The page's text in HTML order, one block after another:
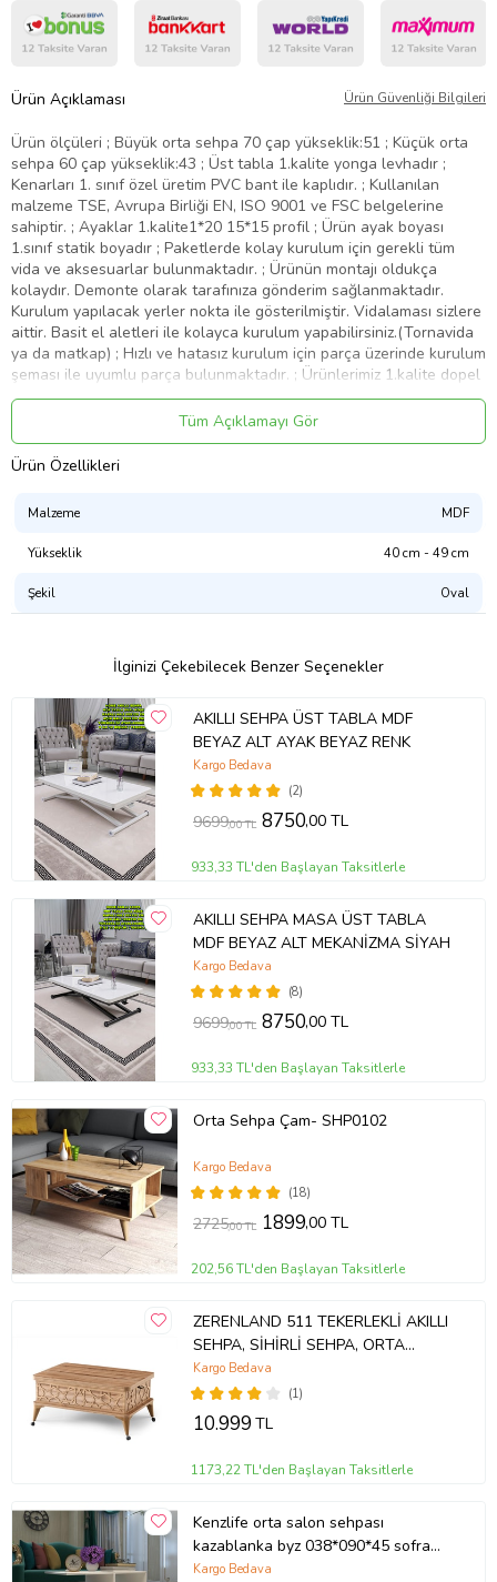
Ürün Açıklaması Ürün Güvenliği Bilgileri
Ürün ölçüleri ; Büyük orta sehpa 70 çap yükseklik:51 ; Küçük orta
sehpa 60 çap yükseklik:43 ; Üst tabla 1.kalite yonga levhadır ;
Kenarları 1. sınıf özel üretim PVC bant ile kaplıdır. ; Kullanılan
malzeme TSE, Avrupa Birliği EN, ISO 9001 ve FSC belgelerine
sahiptir. ; Ayaklar 1.kalite1*20 15*15 profil ; Ürün ayak boyası
1.sınıf statik boyadır ; Paketlerde kolay kurulum için gerekli tüm
vida ve aksesuarlar bulunmaktadır. ; Ürünün montajı oldukça
kolaydır. Demonte olarak tarafınıza gönderim sağlanmaktadır.
Kurulum yapılacak yerler nokta ile gösterilmiştir. Vidalaması sizlere
aittir. Basit el aletleri ile kolayca kurulum yapabilirsiniz.(Tornavida
ya da matkap) ; Hızlı ve hatasız kurulum için parça üzerinde kurulum
şeması ile uyumlu parça bulunmaktadır. ; Ürünlerimiz 1.kalite dopel
kutuda özenle paketlenip tarafınıza gönderilmektedir. Kargoda her
hangi bir hasar alma durumunda kurulum yapılmadan ücretsiz
olarak değişim ve iade hakkına sahipsiniz. ;
Ürün Kodu:kcm49219364
Tüm Açıklamayı Gör
Ürün Özellikleri
Malzeme MDF
Yükseklik 40 cm - 49 cm
Şekil Oval
İlginizi Çekebilecek Benzer Seçenekler
AKILLI SEHPA ÜST TABLA MDF
BEYAZ ALT AYAK BEYAZ RENK
(2)
Kargo Bedava
9699,00 TL 8750,00 TL
933,33 TL'den Başlayan Taksitlerle
AKILLI SEHPA MASA ÜST TABLA
MDF BEYAZ ALT MEKANİZMA SİYAH
(8)
Kargo Bedava
9699,00 TL 8750,00 TL
933,33 TL'den Başlayan Taksitlerle
Orta Sehpa Çam- SHP0102
(18)
Kargo Bedava
2725,00 TL 1899,00 TL
202,56 TL'den Başlayan Taksitlerle
ZERENLAND 511 TEKERLEKLİ AKILLI
SEHPA, SİHİRLİ SEHPA, ORTA
SEHPA, LAPTOP MASASI
(1)
Kargo Bedava
10.999TL
1173,22 TL'den Başlayan Taksitlerle
Kenzlife orta salon sehpası
kazablanka byz 038*090*45 sofra
çiçeklik
Kargo Bedava